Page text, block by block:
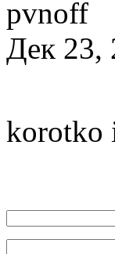
pvnoff
Дек 23,
korotko